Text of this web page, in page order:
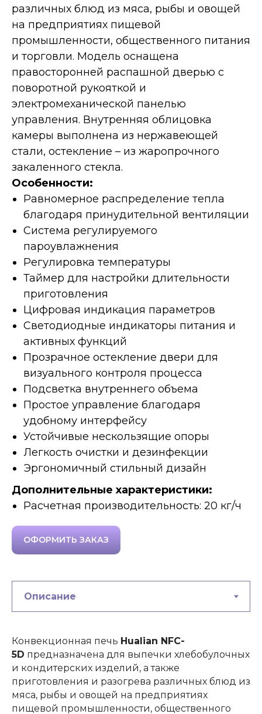
различных блюд из мяса, рыбы и овощей
на предприятиях пищевой
промышленности, общественного питания
и торговли. Модель оснащена
правосторонней распашной дверью с
поворотной рукояткой и
электромеханической панелью
управления. Внутренняя облицовка
камеры выполнена из нержавеющей
стали, остекление – из жаропрочного
закаленного стекла.
Особенности:
Равномерное распределение тепла
благодаря принудительной вентиляции
Система регулируемого
пароувлажнения
Регулировка температуры
Таймер для настройки длительности
приготовления
Цифровая индикация параметров
Светодиодные индикаторы питания и
активных функций
Прозрачное остекление двери для
визуального контроля процесса
Подсветка внутреннего объема
Простое управление благодаря
удобному интерфейсу
Устойчивые нескользящие опоры
Легкость очистки и дезинфекции
Эргономичный стильный дизайн
Дополнительные характеристики:
Расчетная производительность: 20 кг/ч
ОФОРМИТЬ ЗАКАЗ
Конвекционная печь Hualian NFC-
5D предназначена для выпечки хлебобулочных
и кондитерских изделий, а также
приготовления и разогрева различных блюд из
мяса, рыбы и овощей на предприятиях
пищевой промышленности, общественного